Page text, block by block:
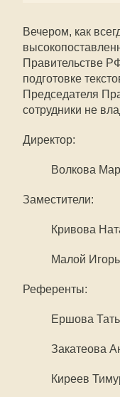
Вечером, как
Правительстве
подготовке
Председателя
сотрудники не
Директор:
Волкова
Заместители:
Кривова
Малой
Референты:
Ершова
Закатеова
Киреев